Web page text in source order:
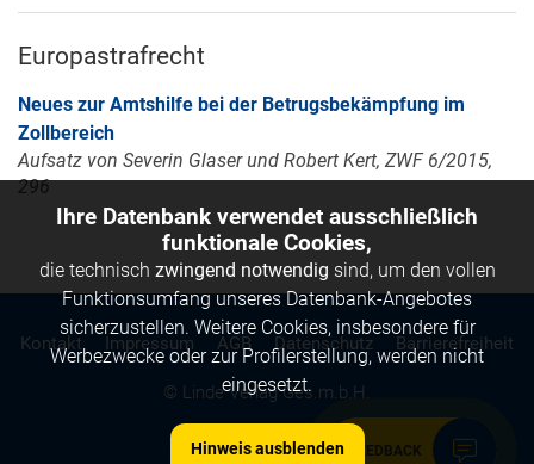
FEEDBACK
Europastrafrecht
Neues zur Amtshilfe bei der Betrugsbekämpfung im
Zollbereich
Aufsatz von Severin Glaser und Robert Kert, ZWF 6/2015,
296
© Linde Verlag Ges.m.b.H.
Kontakt Impressum AGB Datenschutz Barrierefreiheit
Ihre Datenbank verwendet ausschließlich
funktionale Cookies,
die technisch zwingend notwendig sind, um den vollen
Funktionsumfang unseres Datenbank-Angebotes
sicherzustellen. Weitere Cookies, insbesondere für
Werbezwecke oder zur Profilerstellung, werden nicht
eingesetzt.
Hinweis ausblenden